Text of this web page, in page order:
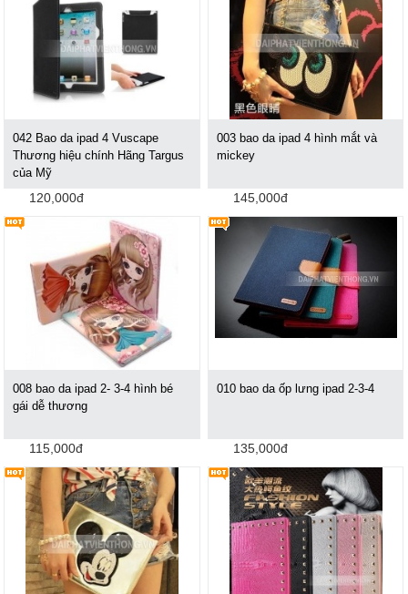
042 Bao da ipad 4 Vuscape
Thương hiệu chính Hãng Targus
của Mỹ
120,000đ
003 bao da ipad 4 hình mắt và
mickey
145,000đ
008 bao da ipad 2- 3-4 hình bé
gái dễ thương
115,000đ
010 bao da ốp lưng ipad 2-3-4
135,000đ